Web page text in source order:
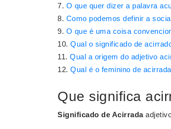
O que quer dizer a palavra
Como podemos definir a
O que é uma coisa
Qual o significado de
Qual a origem do adjetivo
Qual é o feminino de
Que significa
Significado de Acirrada